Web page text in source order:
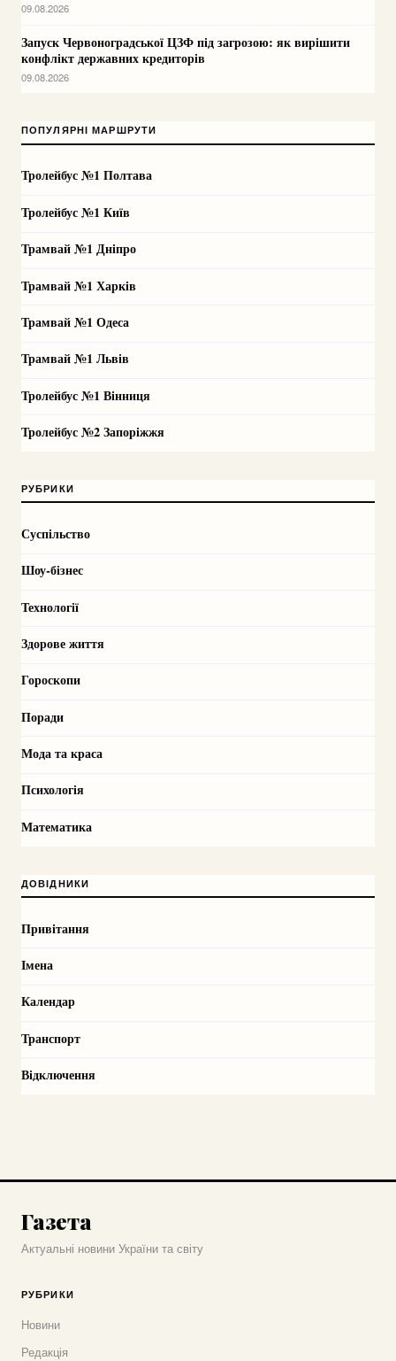
09.08.2026
Запуск Червоноградської ЦЗФ під загрозою: як вирішити
конфлікт державних кредиторів
09.08.2026
ПОПУЛЯРНІ МАРШРУТИ
Тролейбус №1 Полтава
Тролейбус №1 Київ
Трамвай №1 Дніпро
Трамвай №1 Харків
Трамвай №1 Одеса
Трамвай №1 Львів
Тролейбус №1 Вінниця
Тролейбус №2 Запоріжжя
РУБРИКИ
Суспільство
Шоу-бізнес
Технології
Здорове життя
Гороскопи
Поради
Мода та краса
Психологія
Математика
ДОВІДНИКИ
Привітання
Імена
Календар
Транспорт
Відключення
Газета
Актуальні новини України та світу
РУБРИКИ
Новини
Редакція